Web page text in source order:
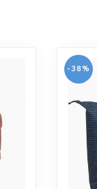
-38%